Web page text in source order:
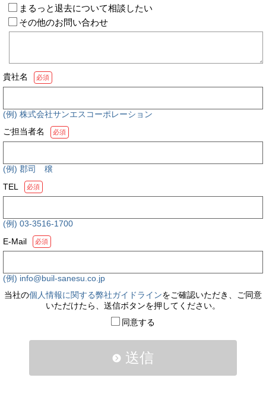
まるっと退去について相談したい
その他のお問い合わせ
貴社名 必須
(例) 株式会社サンエスコーポレーション
ご担当者名
必須
(例) 郡司 穣
TEL
必須
(例) 03-3516-1700
E-Mail
必須
(例) info@buil-sanesu.co.jp
当社の個人情報に関する弊社ガイドラインをご確認いただき、ご同意
いただけたら、送信ボタンを押してください。
同意する
送信